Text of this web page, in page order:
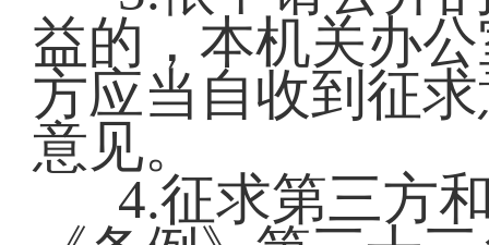
益的，本机关办
方应当自收到征
意见。
4.征求第三方